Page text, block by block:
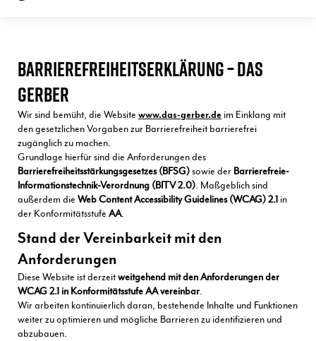
BARRIEREFREIHEITSERKLÄRUNG – DAS
GERBER
Wir sind bemüht, die Website www.das-gerber.de im Einklang mit
den gesetzlichen Vorgaben zur Barrierefreiheit barrierefrei
zugänglich zu machen.
Grundlage hierfür sind die Anforderungen des
Barrierefreiheitsstärkungsgesetzes (BFSG)sowie der Barrierefreie-
Informationstechnik-Verordnung (BITV 2.0) . Maßgeblich sind
außerdem die Web Content Accessibility Guidelines (WCAG) 2.1 in
der Konformitätsstufe AA.
Stand der Vereinbarkeit mit den
Anforderungen
Diese Website ist derzeitweitgehend mit den Anforderungen der
WCAG 2.1 in Konformitätsstufe AA vereinbar
Wir arbeiten kontinuierlich daran, bestehende Inhalte und Funktionen
weiter zu optimieren und mögliche Barrieren zu identifizieren und
abzubauen.